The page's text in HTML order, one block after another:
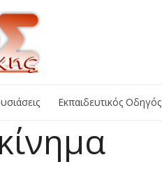
Εκπαιδευτικός Οδηγός